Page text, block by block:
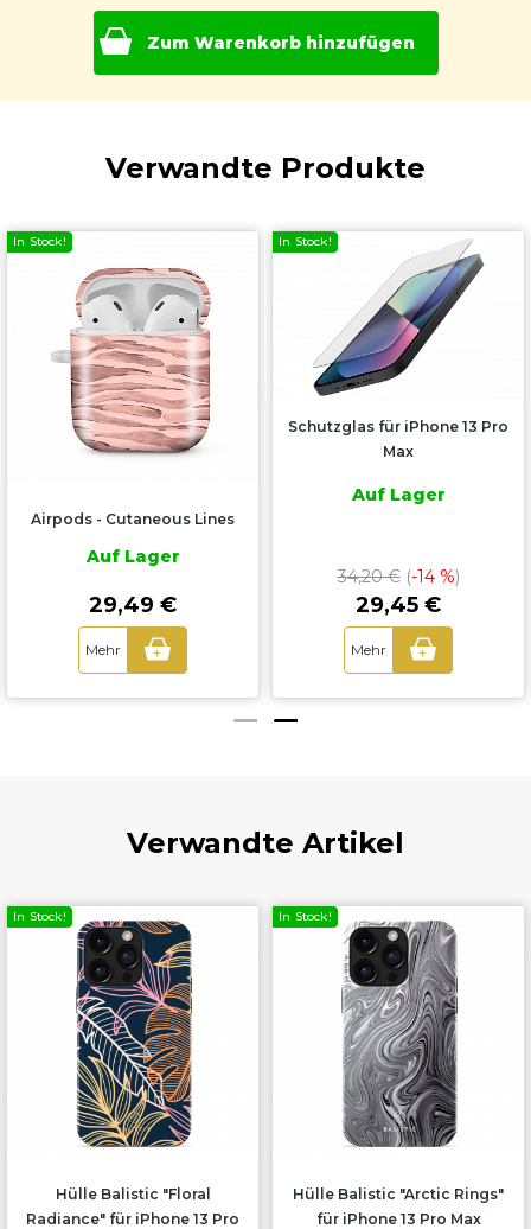
Zum Warenkorb hinzufügen
Verwandte Produkte
- Cutaneous Lines
Auf Lager
29,49 €
+
Schutzglas für iPhone 13 Pro
Auf Lager
34,20 €(-14 %)
29,45 €
+
Verwandte Artikel
In Stock!
Hülle Balistic "Floral
Radiance" für iPhone 13 Pro
In Stock!
Hülle Balistic "Arctic Rings"
für iPhone 13 Pro Max